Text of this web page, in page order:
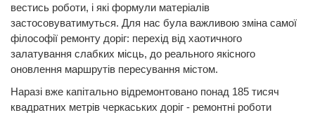
вестись роботи, і які формули матеріалів
застосовуватимуться. Для нас була важливою зміна самої
філософії ремонту доріг: перехід від хаотичного
залатування слабких місць, до реального якісного
оновлення маршрутів пересування містом.
Наразі вже капітально відремонтовано понад 185 тисяч
квадратних метрів черкаських доріг - ремонтні роботи